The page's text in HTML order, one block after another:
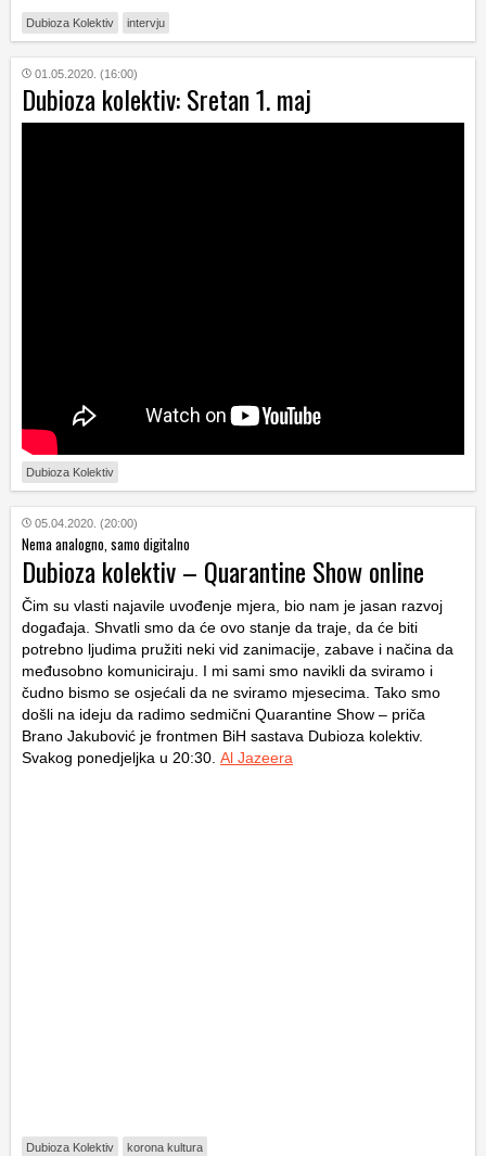
Dubioza Kolektiv intervju
01.05.2020. (16:00)
Dubioza kolektiv: Sretan 1. maj
Dubioza Kolektiv
05.04.2020. (20:00)
Nema analogno, samo digitalno
Dubioza kolektiv – Quarantine Show online
Čim su vlasti najavile uvođenje mjera, bio nam je jasan razvoj
događaja. Shvatli smo da će ovo stanje da traje, da će biti
potrebno ljudima pružiti neki vid zanimacije, zabave i načina da
međusobno komuniciraju. I mi sami smo navikli da sviramo i
čudno bismo se osjećali da ne sviramo mjesecima. Tako smo
došli na ideju da radimo sedmični Quarantine Show – priča
Brano Jakubović je frontmen BiH sastava Dubioza kolektiv.
Svakog ponedjeljka u 20:30. Al Jazeera
Dubioza Kolektiv korona kultura